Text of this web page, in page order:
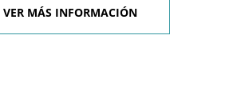
VER MÁS INFORMACIÓN